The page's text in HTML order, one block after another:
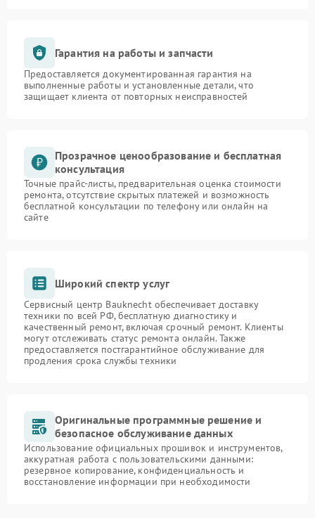
Гарантия на работы и запчасти
Предоставляется документированная гарантия на
выполненные работы и установленные детали, что
защищает клиента от повторных неисправностей
Прозрачное ценообразование и бесплатная
консультация
Точные прайс-листы, предварительная оценка стоимости
ремонта, отсутствие скрытых платежей и возможность
бесплатной консультации по телефону или онлайн на
сайте
Широкий спектр услуг
Сервисный центр Bauknecht обеспечивает доставку
техники по всей РФ, бесплатную диагностику и
качественный ремонт, включая срочный ремонт. Клиенты
могут отслеживать статус ремонта онлайн. Также
предоставляется постгарантийное обслуживание для
продления срока службы техники
Оригинальные программные решение и
безопасное обслуживание данных
Использование официальных прошивок и инструментов,
аккуратная работа с пользовательскими данными:
резервное копирование, конфиденциальность и
восстановление информации при необходимости